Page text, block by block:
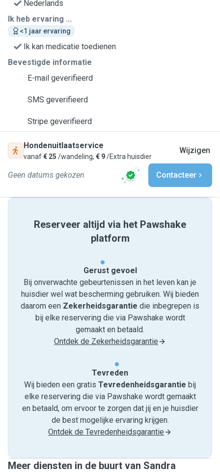
Nederlands
Ik heb ervaring ...
<1 jaar ervaring
Ik kan medicatie toedienen
Bevestigde informatie
E-mail geverifieerd
SMS geverifieerd
Stripe geverifieerd
Hondenuitlaatservice
vanaf€ 25 /wandeling, € 9/Extra huisdier
Wijzigen
Geen datums gekozen Contacteer
Reserveer altijd via het Pawshake
platform
Gerust gevoel
Bij onverwachte gebeurtenissen in het leven kan je
huisdier wel wat bescherming gebruiken. Wij bieden
daarom een Zekerheidsgarantie die inbegrepen is
bij elke reservering die via Pawshake wordt
gemaakt en betaald.
Ontdek de Zekerheidsgarantie
Tevreden
Wij bieden een gratis Tevredenheids­garantie bij
elke reservering die via Pawshake wordt gemaakt
en betaald, om ervoor te zorgen dat jij en je huisdier
de best mogelijke ervaring krijgen.
Ontdek de Tevredenheidsgarantie
Meer diensten in de buurt van Sandra